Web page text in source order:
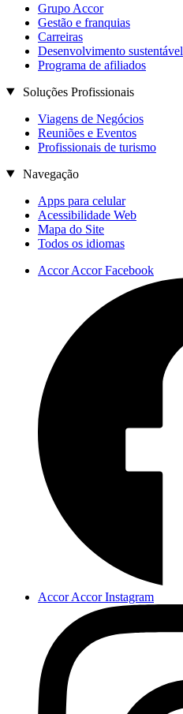
Grupo Accor
Gestão e franquias
Carreiras
Desenvolvimento sustentável
Programa de afiliados
Soluções Profissionais
Viagens de Negócios
Reuniões e Eventos
Profissionais de turismo
Navegação
Apps para celular
Acessibilidade Web
Mapa do Site
Todos os idiomas
Accor Accor Facebook
Accor Accor Instagram